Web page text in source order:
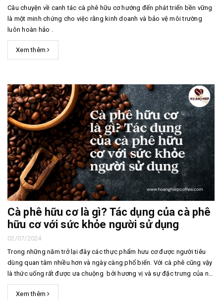
Câu chuyện về canh tác cà phê hữu cơ hướng đến phát triển bền vững
là một minh chứng cho việc rằng kinh doanh và bảo vệ môi trường
luôn hoàn hảo .
Xem thêm
Cà phê hữu cơ là gì? Tác dụng của cà phê
hữu cơ với sức khỏe người sử dụng
02/07/2024
Trong những năm trở lại đây các thực phẩm hưu cơ được người tiêu
dùng quan tâm nhiều hơn và ngày càng phổ biến. Với cà phê cũng vậy
là thức uống rất được ưa chuộng bởi hương vị và sự đặc trưng của nó.
Vậy bạn đã nghe đến cái tên cà phê hữu cơ, tác dụng của cà phê hữu
cơ bao giờ chưa? Hãy cù...
Xem thêm